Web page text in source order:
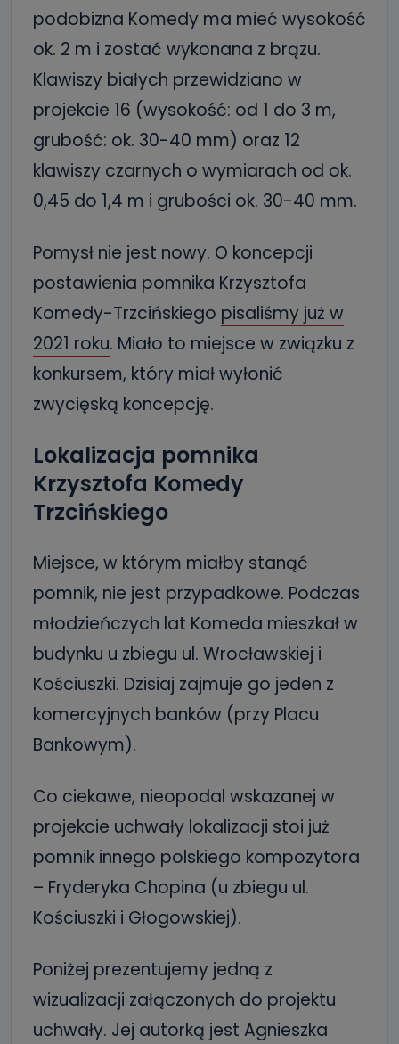
podobizna Komedy ma mieć wysokość
ok. 2 m i zostać wykonana z brązu.
Klawiszy białych przewidziano w
projekcie 16 (wysokość: od 1 do 3 m,
grubość: ok. 30-40 mm) oraz 12
klawiszy czarnych o wymiarach od ok.
0,45 do 1,4 m i grubości ok. 30-40 mm.
Pomysł nie jest nowy. O koncepcji
postawienia pomnika Krzysztofa
Komedy-Trzcińskiego pisaliśmy już w
2021 roku. Miało to miejsce w związku z
konkursem, który miał wyłonić
zwycięską koncepcję.
Lokalizacja pomnika
Krzysztofa Komedy
Trzcińskiego
Miejsce, w którym miałby stanąć
pomnik, nie jest przypadkowe. Podczas
młodzieńczych lat Komeda mieszkał w
budynku u zbiegu ul. Wrocławskiej i
Kościuszki. Dzisiaj zajmuje go jeden z
komercyjnych banków (przy Placu
Bankowym).
Co ciekawe, nieopodal wskazanej w
projekcie uchwały lokalizacji stoi już
pomnik innego polskiego kompozytora
– Fryderyka Chopina (u zbiegu ul.
Kościuszki i Głogowskiej).
Poniżej prezentujemy jedną z
wizualizacji załączonych do projektu
uchwały. Jej autorką jest Agnieszka